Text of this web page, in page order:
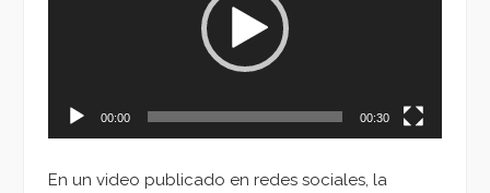
00:00 00:30
En un video publicado en redes sociales, la